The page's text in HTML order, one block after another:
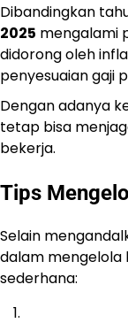
Dibandingkan
2025 mengalami
didorong oleh
penyesuaian gaji
Dengan adanya
tetap bisa
bekerja.
Tips
Selain
dalam mengelola
sederhana: